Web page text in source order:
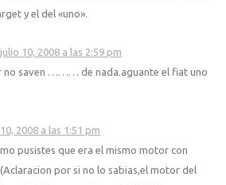
y el del «uno».
julio 10, 2008 a las 2:59 pm
no saven ……… de nada.aguante el fiat uno
2008 a las 1:51 pm
pusistes que era el mismo motor con
por si no lo sabias,el motor del